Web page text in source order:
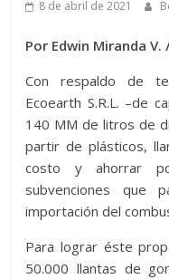
8 de abril de 2021
Por Edwin Miranda
Con respaldo de
Ecoearth S.R.L. –de
140 MM de litros de
partir de plásticos,
costo y ahorrar
subvenciones que
importación del
Para lograr éste
50.000 llantas de